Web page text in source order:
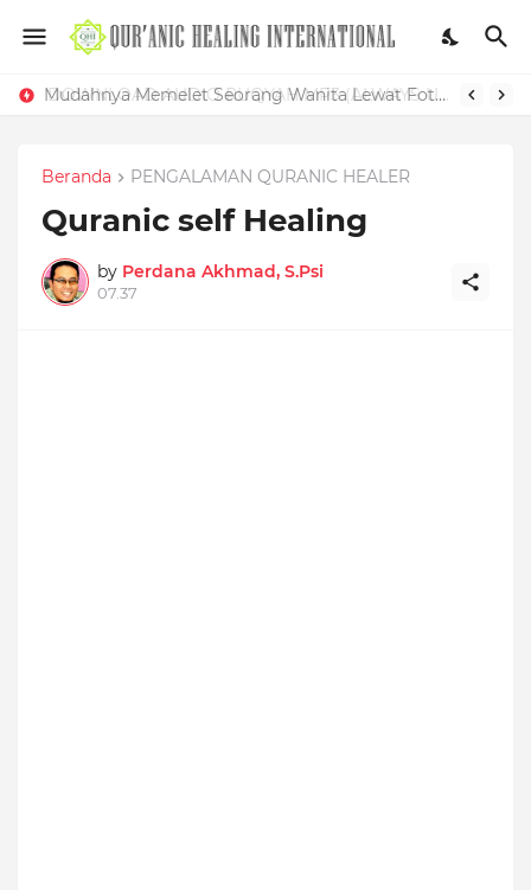
Mudahnya Memelet Seorang Wanita Lewat Foto di Facebook
Beranda PENGALAMAN QURANIC HEALER
Quranic self Healing
by Perdana Akhmad, S.Psi
07.37